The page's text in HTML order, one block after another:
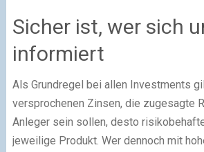
Sicher ist, wer sich
informiert
Als Grundregel bei allen Investments
versprochenen Zinsen, die zugesagte
Anleger sein sollen, desto
jeweilige Produkt. Wer dennoch mit